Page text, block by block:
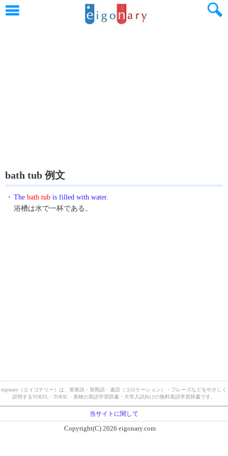
bath tub 例文
・ The bath tub is filled with water.
浴槽は水で一杯である。
eigonary（エイゴナリー）は、英単語・英熟語・連語（コロケーション）・フレーズなどをやさしく
説明するTOEFL・TOEIC・英検の英語学習辞書・大学入試向けの無料英語学習辞書です。
当サイトに関して
Copyright(C) 2026 eigonary.com